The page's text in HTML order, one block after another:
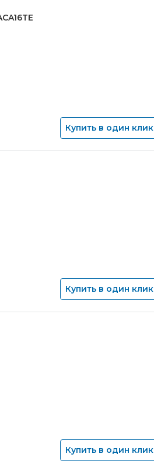
Купить в один клик
Купить в один клик
Купить в один клик